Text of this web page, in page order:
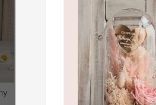
Statuetka pamiątka
Pierwszej Komunii w